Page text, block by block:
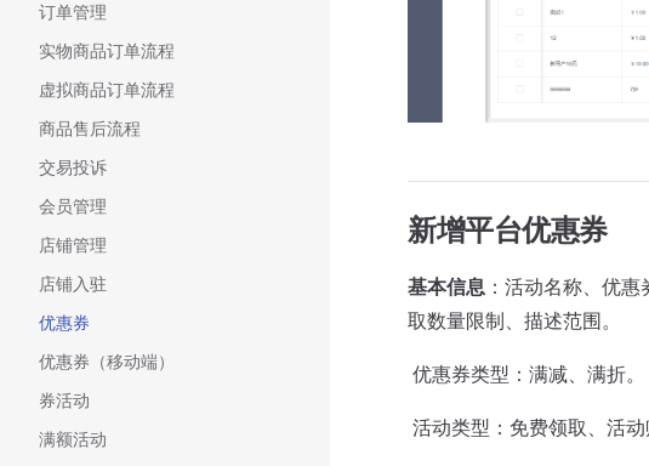
订单管理
实物商品订单流程
虚拟商品订单流程
商品售后流程
交易投诉
会员管理
店铺管理
店铺入驻
优惠券
优惠券（移动端）
券活动
满额活动
新增平台优惠券
基本信息 ：活动名称、优
取数量限制、描述范围。
​ 优惠券类型：满减、满折。
活动类型：免费领取、活动